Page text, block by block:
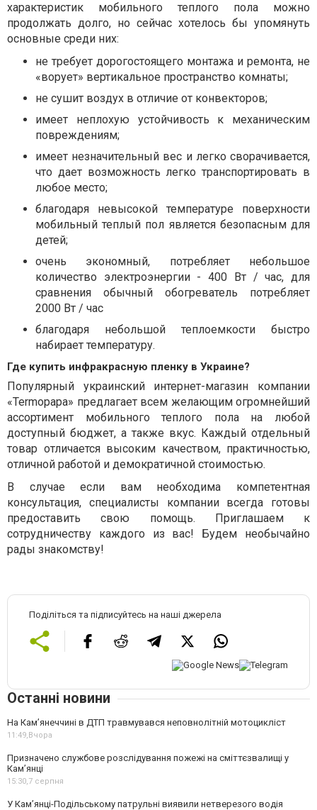
характеристик мобильного теплого пола можно
продолжать долго, но сейчас хотелось бы упомянуть
основные среди них:
не требует дорогостоящего монтажа и ремонта, не
«ворует» вертикальное пространство комнаты;
не сушит воздух в отличие от конвекторов;
имеет неплохую устойчивость к механическим
повреждениям;
имеет незначительный вес и легко сворачивается,
что дает возможность легко транспортировать в
любое место;
благодаря невысокой температуре поверхности
мобильный теплый пол является безопасным для
детей;
очень экономный, потребляет небольшое
количество электроэнергии - 400 Вт / час, для
сравнения обычный обогреватель потребляет
2000 Вт / час
благодаря небольшой теплоемкости быстро
набирает температуру.
Где купить инфракрасную пленку в Украине?
Популярный украинский интернет-магазин компании
«Termopapa» предлагает всем желающим огромнейший
ассортимент мобильного теплого пола на любой
доступный бюджет, а также вкус. Каждый отдельный
товар отличается высоким качеством, практичностью,
отличной работой и демократичной стоимостью.
В случае если вам необходима компетентная
консультация, специалисты компании всегда готовы
предоставить свою помощь. Приглашаем к
сотрудничеству каждого из вас! Будем необычайно
рады знакомству!
Поділіться та підписуйтесь на наші джерела
Останні новини
На Кам’янеччині в ДТП травмувався неповнолітній мотоцикліст
11:49,Вчора
Призначено службове розслідування пожежі на сміттєзвалищі у
Кам’янці
15:30,7 серпня
У Кам’янці-Подільському патрульні виявили нетверезого водія